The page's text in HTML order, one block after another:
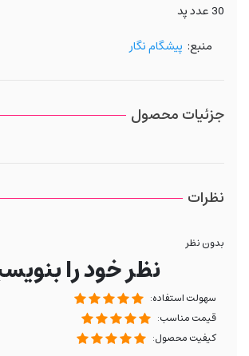
30 عدد پد
منبع: پیشگام نگار
جزئیات محصول
نظرات
بدون نظر
نظر خود را
سهولت استفاده:
قیمت مناسب:
کیفیت محصول: